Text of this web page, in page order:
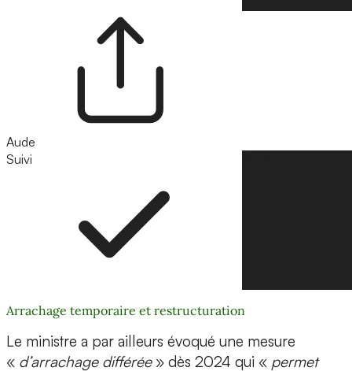
Aude
Suivi
Arrachage temporaire et restructuration
Le ministre a par ailleurs évoqué une mesure
« d’arrachage différée» dès 2024 qui « permet